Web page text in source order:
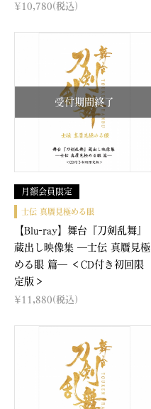
¥10,780(税込)
受付期間終了
月額会員限定
士伝 真贋見極める眼
【Blu-ray】舞台『刀剣乱舞』
蔵出し映像集 ―士伝 真贋見極
める眼 篇― ＜CD付き初回限
定版＞
¥11,880(税込)